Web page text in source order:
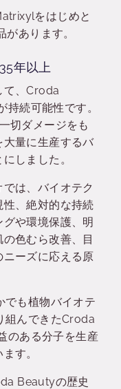
をはじめと
あります。
年以上
て、Croda
続可能性です。
切ダメージをも
量に生産するバ
しました。
は、バイオテク
性、絶対的な持続
や環境保護、明
色むら改善、目
ニーズに応える原
でも植物バイオテ
組んできたCroda
のある分子を生産
す。
Beautyの歴史